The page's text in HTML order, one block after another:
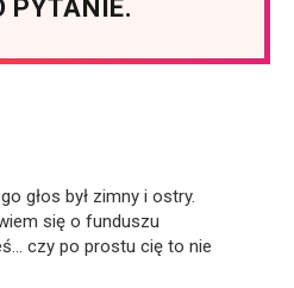
PYTANIE.
głos był zimny i ostry.
się o funduszu
czy po prostu cię to nie